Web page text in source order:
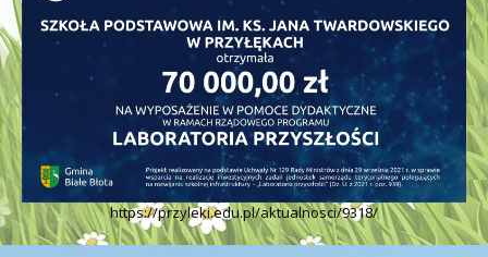
https://przyleki.edu.pl/aktualnosci/9318/